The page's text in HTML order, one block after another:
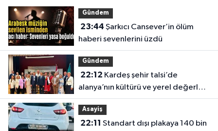
Gündem
23:44
haberi sevenlerini üzdü
Gündem
22:12
alanya’nın kültürü ve yerel değerleri
tanıtıldı
Asayiş
22:11